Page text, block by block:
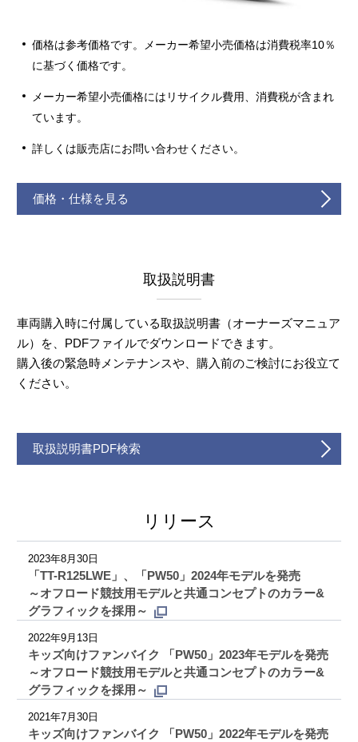
価格は参考価格です。メーカー希望小売価格は消費税率10％
に基づく価格です。
メーカー希望小売価格にはリサイクル費用、消費税が含まれ
ています。
詳しくは販売店にお問い合わせください。
価格・仕様を見る
取扱説明書
車両購入時に付属している取扱説明書（オーナーズマニュア
ル）を、PDFファイルでダウンロードできます。
購入後の緊急時メンテナンスや、購入前のご検討にお役立て
ください。
取扱説明書PDF検索
リリース
2023年8月30日
「TT-R125LWE」、「PW50」2024年モデルを発売
～オフロード競技用モデルと共通コンセプトのカラー&
グラフィックを採用～
2022年9月13日
キッズ向けファンバイク 「PW50」2023年モデルを発売
～オフロード競技用モデルと共通コンセプトのカラー&
グラフィックを採用～
2021年7月30日
キッズ向けファンバイク 「PW50」2022年モデルを発売